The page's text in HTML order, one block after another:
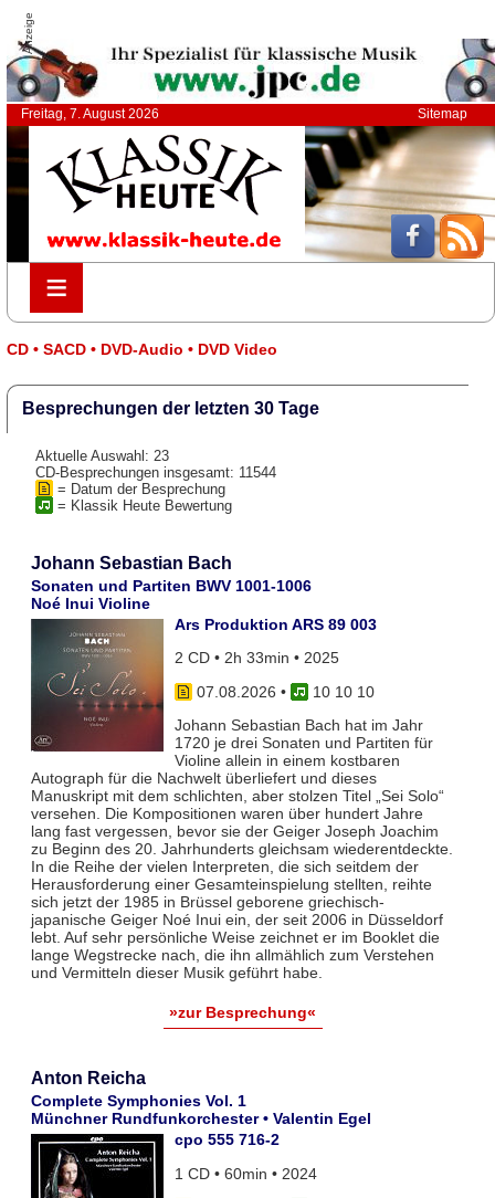
Anzeige
Freitag, 7. August 2026 Sitemap
≡
≡
CD • SACD • DVD-Audio • DVD Video
Besprechungen der letzten 30 Tage
Aktuelle Auswahl: 23
CD-Besprechungen insgesamt: 11544
= Datum der Besprechung
= Klassik Heute Bewertung
Johann Sebastian Bach
Sonaten und Partiten BWV 1001-1006
Noé Inui Violine
Ars Produktion ARS 89 003
2 CD • 2h 33min • 2025
07.08.2026 •
10 10 10
Johann Sebastian Bach hat im Jahr
1720 je drei Sonaten und Partiten für
Violine allein in einem kostbaren
Autograph für die Nachwelt überliefert und dieses
Manuskript mit dem schlichten, aber stolzen Titel „Sei Solo“
versehen. Die Kompositionen waren über hundert Jahre
lang fast vergessen, bevor sie der Geiger Joseph Joachim
zu Beginn des 20. Jahrhunderts gleichsam wiederentdeckte.
In die Reihe der vielen Interpreten, die sich seitdem der
Herausforderung einer Gesamteinspielung stellten, reihte
sich jetzt der 1985 in Brüssel geborene griechisch-
japanische Geiger Noé Inui ein, der seit 2006 in Düsseldorf
lebt. Auf sehr persönliche Weise zeichnet er im Booklet die
lange Wegstrecke nach, die ihn allmählich zum Verstehen
und Vermitteln dieser Musik geführt habe.
»zur Besprechung«
Anton Reicha
Complete Symphonies Vol. 1
Münchner Rundfunkorchester • Valentin Egel
cpo 555 716-2
1 CD • 60min • 2024